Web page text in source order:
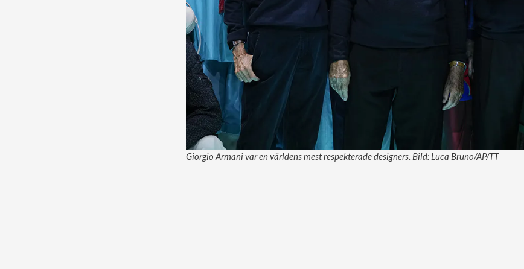
Giorgio Armani var en världens mest respekterade designers. Bild: Luca Bruno/AP/TT